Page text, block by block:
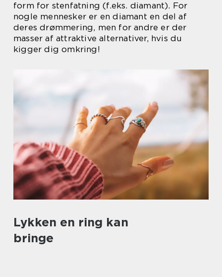
form for stenfatning (f.eks. diamant). For
nogle mennesker er en diamant en del af
deres drømmering, men for andre er der
masser af attraktive alternativer, hvis du
kigger dig omkring!
Lykken en ring kan
bringe